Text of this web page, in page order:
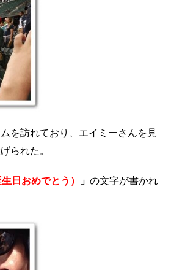
を訪れており、エイミーさんを見
られた。
日おめでとう） 」 の文字が書かれ